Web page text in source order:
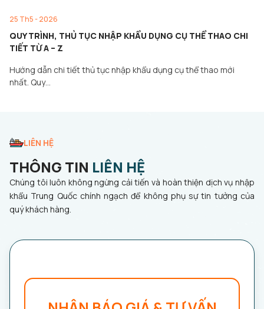
25 Th5 - 2026
QUY TRÌNH, THỦ TỤC NHẬP KHẨU DỤNG CỤ THỂ THAO CHI
TIẾT TỪ A – Z
Hướng dẫn chi tiết thủ tục nhập khẩu dụng cụ thể thao mới
nhất. Quy…
LIÊN HỆ
THÔNG TIN LIÊN HỆ
Chúng tôi luôn không ngừng cải tiến và hoàn thiện dịch vụ nhập
khẩu Trung Quốc chính ngạch để không phụ sự tin tưởng của
quý khách hàng.